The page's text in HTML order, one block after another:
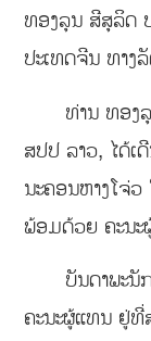
ທອງລຸນ ສີສຸລິດ
ປະເທດຈີນ ທາງ
ທ່ານ ທອງ
ສປປ ລາວ, ໄດ້ເ
ນະຄອນຫາງໂຈ່
ພ້ອມດ້ວຍ ຄະນ
ບັນດາພະນັ
ຄະນະຜູ້ແທນ ຢູ່